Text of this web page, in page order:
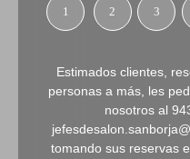
1 2 3
Estimados clientes,
personas a más, les
nosotros al
tomando sus reservas